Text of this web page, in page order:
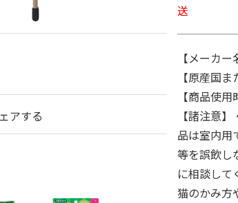
アする
送
【メーカ
【原産国
【商品使
【諸注意
品は室内用
等を誤飲し
に相談して
猫のかみ方